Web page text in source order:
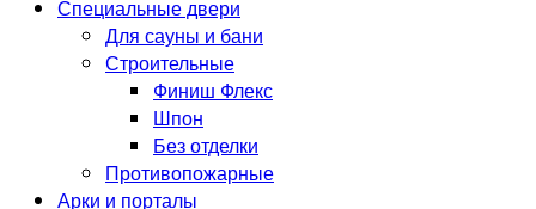
Специальные двери
Для сауны и бани
Строительные
Финиш Флекс
Шпон
Без отделки
Противопожарные
Арки и порталы